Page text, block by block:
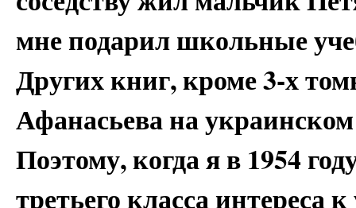
мне подарил школьные
Других книг, кроме 3-х
Афанасьева на
Поэтому, когда я в 1954
третьего класса интереса